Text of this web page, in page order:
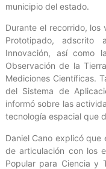
municipio del estado.
Durante el recorrido, los
Prototipado,
Innovación, así como
Observación de la
Mediciones Científicas.
del Sistema de
informó sobre las
tecnología espacial que
Daniel Cano explicó
de articulación con los
Popular para Ciencia y